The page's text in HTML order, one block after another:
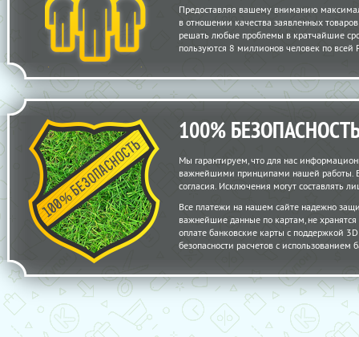
Предоставляя вашему вниманию
в отношении качества заявленных
решать любые проблемы в кратчайшие
пользуются 8 миллионов человек по
100%
Мы гарантируем, что для нас
важнейшими принципами нашей работы.
согласия. Исключения могут составлять
Все платежи на нашем сайте надежно
важнейшие данные по картам, не
оплате банковские карты с поддержкой
безопасности расчетов с использованием